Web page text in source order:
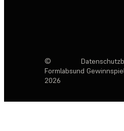
©
Formlabs
2026
und